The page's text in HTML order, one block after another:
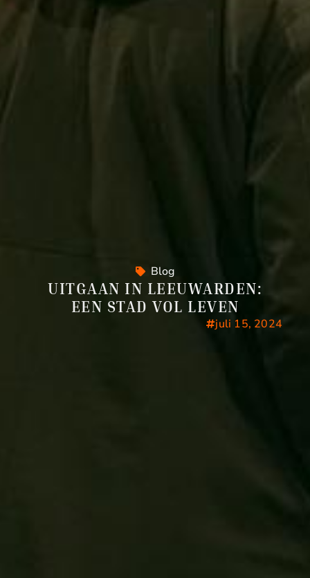
Blog
UITGAAN IN LEEUWARDEN:
EEN STAD VOL LEVEN
juli 15, 2024